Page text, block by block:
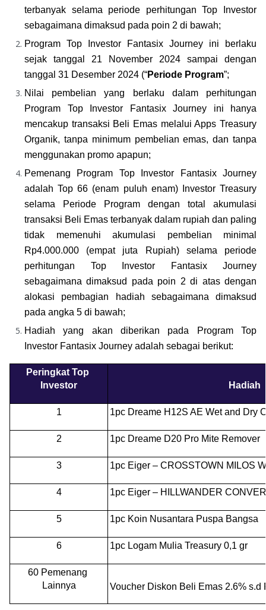
terbanyak selama periode perhitungan Top Investor
sebagaimana dimaksud pada poin 2 di bawah;
Program Top Investor Fantasix Journey ini berlaku
sejak tanggal 21 November 2024 sampai dengan
tanggal 31 Desember 2024 (“Periode Program”;
Nilai pembelian yang berlaku dalam perhitungan
Program Top Investor Fantasix Journey ini hanya
mencakup transaksi Beli Emas melalui Apps Treasury
Organik, tanpa minimum pembelian emas, dan tanpa
menggunakan promo apapun;
Pemenang Program Top Investor Fantasix Journey
adalah Top 66 (enam puluh enam) Investor Treasury
selama Periode Program dengan total akumulasi
transaksi Beli Emas terbanyak dalam rupiah dan paling
tidak memenuhi akumulasi pembelian minimal
Rp4.000.000 (empat juta Rupiah) selama periode
perhitungan Top Investor Fantasix Journey
sebagaimana dimaksud pada poin 2 di atas dengan
alokasi pembagian hadiah sebagaimana dimaksud
pada angka 5 di bawah;
Hadiah yang akan diberikan pada Program Top
Investor Fantasix Journey adalah sebagai berikut:
Peringkat Top
Investor
Hadiah
1 1pc Dreame H12S AE Wet and Dry
2 1pc Dreame D20 Pro Mite Remover
3 1pc Eiger – CROSSTOWN MILOS
4 1pc Eiger – HILLWANDER
5 1pc Koin Nusantara Puspa Bangsa
6 1pc Logam Mulia Treasury 0,1 gr
60 Pemenang
Lainnya
Voucher Diskon Beli Emas 2.6% s.d